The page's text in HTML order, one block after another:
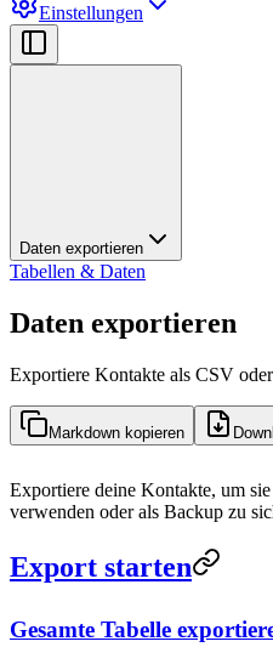
Einstellungen
Daten exportieren
Tabellen & Daten
Daten exportieren
Exportiere Kontakte als CSV
Markdown kopieren
Exportiere deine Kontakte, um
verwenden oder als Backup zu
Export starten
Gesamte Tabelle